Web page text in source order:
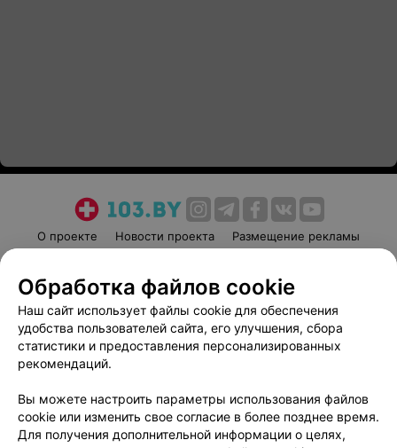
О проекте Новости проекта
Размещение рекламы
Пользовательское соглашение
Способы оплаты
Вакансии
Партнеры
Написать руководителю 103.by
Обработка персональных данных
Обработка файлов cookie
Наш сайт использует файлы cookie для обеспечения
удобства пользователей сайта, его улучшения, сбора
статистики и предоставления персонализированных
рекомендаций.
Вы можете настроить параметры использования файлов
cookie или изменить свое согласие в более позднее время.
Для получения дополнительной информации о целях,